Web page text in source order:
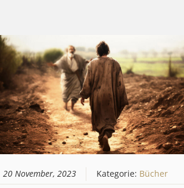
20 November, 2023 Kategorie: Bücher